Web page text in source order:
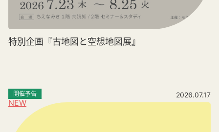
特別企画『古地図と空想地図展』
NEW
開催予告 2026.07.17